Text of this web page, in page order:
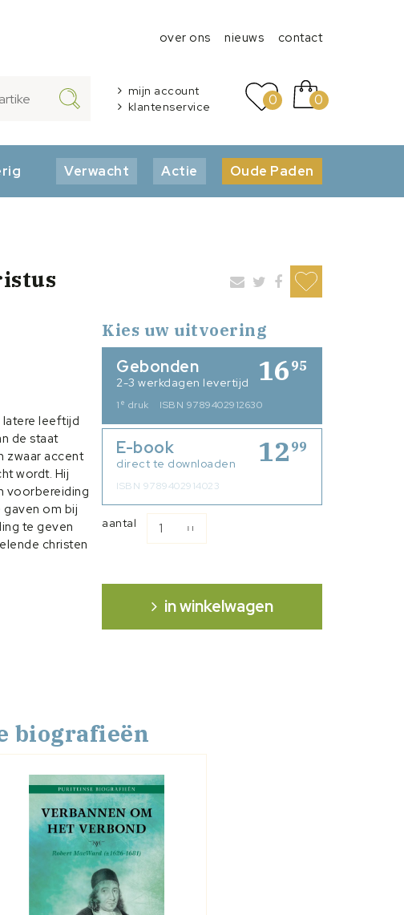
over ons nieuws contact
mijn account
klantenservice
0 0
Verwacht Actie Oude Paden
latere leeftijd
de staat
zwaar accent
wordt. Hij
voorbereiding
om bij
te geven
christen
de mate
Kies uw uitvoering
16 95
Gebonden
2-3 werkdagen levertijd
1 e druk ISBN 9789402912630
12 99
E-book
direct te downloaden
ISBN 9789402914023
aantal
in winkelwagen
biografieën